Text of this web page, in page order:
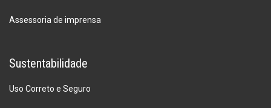
Assessoria de imprensa
Sustentabilidade
Uso Correto e Seguro